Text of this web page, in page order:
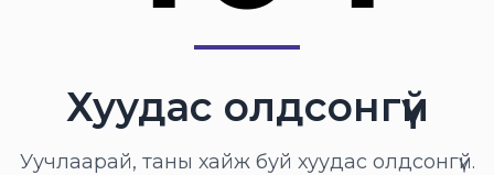
Хуудас олдсонгүй
Уучлаарай, таны хайж буй хуудас олдсонгүй.